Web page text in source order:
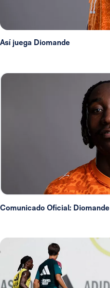
Así juega Diomande
Comunicado Oficial: Diomande